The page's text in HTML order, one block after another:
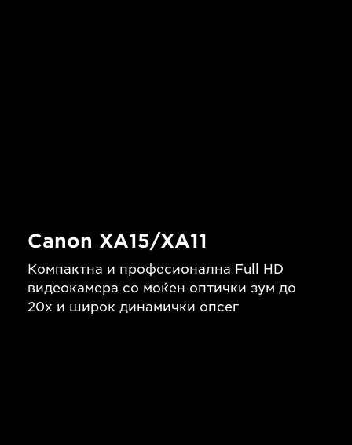
Canon XA15/XA11
Компактна и професионална Full HD
видеокамера со моќен оптички зум до
20x и широк динамички опсег